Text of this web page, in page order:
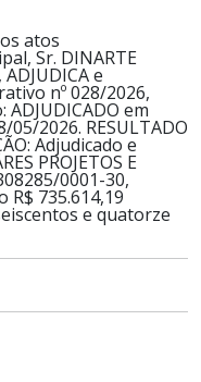
atos
Sr. DINARTE
ADJUDICA e
nº 028/2026,
em
05/2026. RESULTADO
Adjudicado e
PROJETOS E
0001-30,
735.614,19
e quatorze